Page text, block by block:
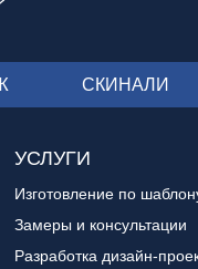
СКИНАЛИ
УСЛУГИ
Изготовление по
Замеры и консультации
Разработка дизайн-